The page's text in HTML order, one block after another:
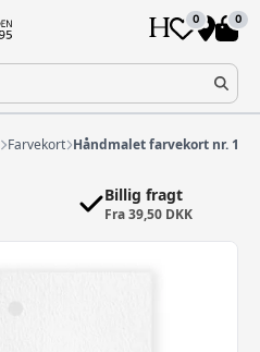
0 0
Farvekort Håndmalet farvekort nr. 100
Billig fragt
Fra 39,50 DKK